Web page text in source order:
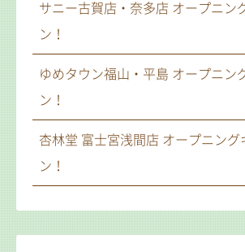
サニー古賀店・奈多店 オープニン
ン！
ゆめタウン福山・平島 オープニン
ン！
杏林堂 富士宮浅間店 オープニング
ン！